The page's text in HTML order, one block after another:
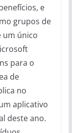
e
grupos de
um único
para o
de
no
aplicativo
deste ano.